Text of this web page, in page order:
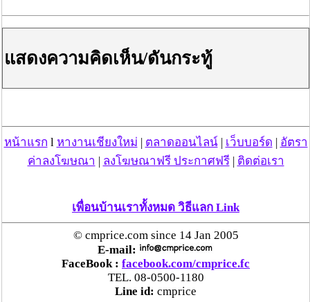
AIS ก็ดี จาก Gulf ก็ดี
สื่อจะไม่กล้าเอ่ยชื่อกลุ่มทุนพลังงานนี้ แต่จะใช้ว่า
แทน เพื่อหลีกเลี่ยงการฟ้องร้องที่อาจจะเกิดขึ้น หรือ
แม้แต่ NGOs ด้านพลังงานหลายๆ กลุ่มเอง ก็ไม่กล้าเอ่ยชื่อ
วงธุรกิจต่างๆ
เคยมีข่าวลือหลุดออกมาว่า ตอนที่ทักษิณบินมาสิงค์โปร์
ทักษิณ เพื่อขอคำแนะนำ ก็เป็นได้ ....
โฆษณาผู้สนับสนุน
แสดงความคิดเห็น/ดันกระทู้
หน้าแรก l หางานเชียงใหม่ | ตลาดออนไลน์| เว็บบอร์ด | อัตรา
ค่าลงโฆษณา | ลงโฆษณาฟรี ประกาศฟรี| ติดต่อเรา
เพื่อนบ้านเราทั้งหมด วิธีแลก Link
© cmprice.com since 14 Jan 2005
E-mail:
FaceBook : facebook.com/cmprice.fc
TEL. 08-0500-1180
Line id: cmprice